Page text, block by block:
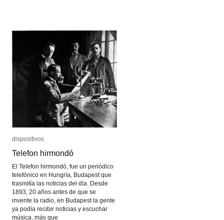
von
von
dispositivos
Telefon hirmondó
El Telefon hirmondó, fue un periódico
telefónico en Hungría, Budapest que
trasmitía las noticias del día. Desde
1893, 20 años antes de que se
invente la radio, en Budapest la gente
ya podía recibir noticias y escuchar
música, más que
dispositivos
Telefon hirmondó